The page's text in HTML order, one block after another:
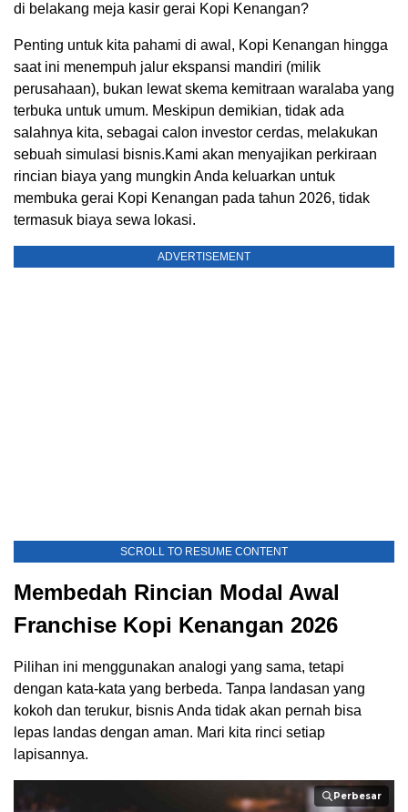
di belakang meja kasir gerai Kopi Kenangan?
Penting untuk kita pahami di awal, Kopi Kenangan hingga
saat ini menempuh jalur ekspansi mandiri (milik
perusahaan), bukan lewat skema kemitraan waralaba yang
terbuka untuk umum. Meskipun demikian, tidak ada
salahnya kita, sebagai calon investor cerdas, melakukan
sebuah simulasi bisnis.Kami akan menyajikan perkiraan
rincian biaya yang mungkin Anda keluarkan untuk
membuka gerai Kopi Kenangan pada tahun 2026, tidak
termasuk biaya sewa lokasi.
ADVERTISEMENT
SCROLL TO RESUME CONTENT
Membedah Rincian Modal Awal
Franchise Kopi Kenangan 2026
Pilihan ini menggunakan analogi yang sama, tetapi
dengan kata-kata yang berbeda. Tanpa landasan yang
kokoh dan terukur, bisnis Anda tidak akan pernah bisa
lepas landas dengan aman. Mari kita rinci setiap
lapisannya.
Perbesar